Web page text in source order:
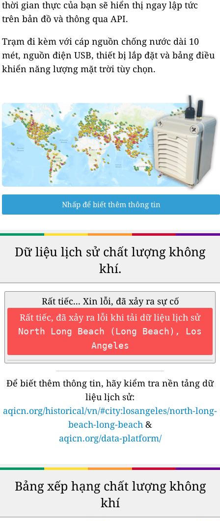
thời gian thực của bạn sẽ hiển thị ngay lập tức
trên bản đồ và thông qua API.
Trạm đi kèm với cáp nguồn chống nước dài 10
mét, nguồn điện USB, thiết bị lắp đặt và bảng điều
khiển năng lượng mặt trời tùy chọn.
Nhấp để biết thêm thông tin
Dữ liệu lịch sử chất lượng không
khí.
Rất tiếc... Xin lỗi, đã xảy ra sự cố
Rất tiếc, đã xảy ra lỗi khi tải dữ liệu lịch sử
North Long Beach (Long Beach), Los
Angeles
Để biết thêm thông tin, hãy kiểm tra nền tảng dữ
liệu lịch sử:
aqicn.org/historical/vn/#city:losangeles/north-long-
beach-long-beach &
aqicn.org/data-platform/
Bảng xếp hạng chất lượng không
khí